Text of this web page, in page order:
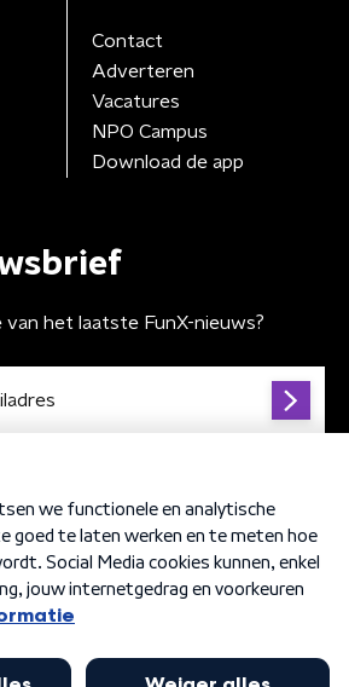
Contact
Adverteren
Vacatures
NPO Campus
Download de app
het laatste FunX-nieuws?
Privacybeleid